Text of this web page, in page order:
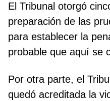
El Tribunal otorgó
preparación de las
para establecer la
probable que aquí se
Por otra parte, el
quedó acreditada la